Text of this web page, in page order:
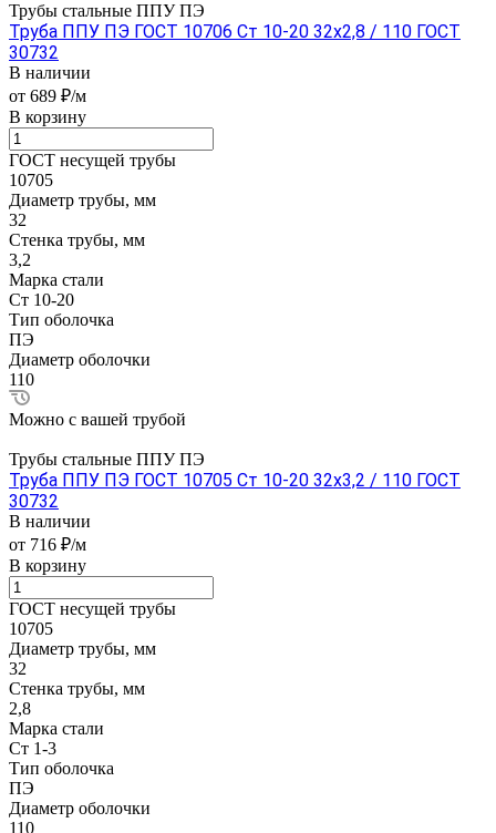
Трубы стальные ППУ ПЭ
Труба ППУ ПЭ ГОСТ 10706 Ст 10-20 32x2,8 / 110 ГОСТ
30732
В наличии
от 689 ₽/м
В корзину
ГОСТ несущей трубы
10705
Диаметр трубы, мм
32
Стенка трубы, мм
3,2
Марка стали
Ст 10-20
Тип оболочка
ПЭ
Диаметр оболочки
110
Можно с вашей трубой
Трубы стальные ППУ ПЭ
Труба ППУ ПЭ ГОСТ 10705 Ст 10-20 32x3,2 / 110 ГОСТ
30732
В наличии
от 716 ₽/м
В корзину
ГОСТ несущей трубы
10705
Диаметр трубы, мм
32
Стенка трубы, мм
2,8
Марка стали
Ст 1-3
Тип оболочка
ПЭ
Диаметр оболочки
110